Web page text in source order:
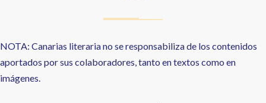
NOTA: Canarias literaria no se responsabiliza de los contenidos
aportados por sus colaboradores, tanto en textos como en
imágenes.